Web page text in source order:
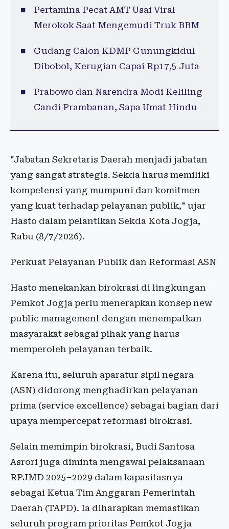
Pertamina Pecat AMT Usai Viral
Merokok Saat Mengemudi Truk BBM
Gudang Calon KDMP Gunungkidul
Dibobol, Kerugian Capai Rp17,5 Juta
Prabowo dan Narendra Modi Keliling
Candi Prambanan, Sapa Umat Hindu
"Jabatan Sekretaris Daerah menjadi jabatan
yang sangat strategis. Sekda harus memiliki
kompetensi yang mumpuni dan komitmen
yang kuat terhadap pelayanan publik," ujar
Hasto dalam pelantikan Sekda Kota Jogja,
Rabu (8/7/2026).
Perkuat Pelayanan Publik dan Reformasi ASN
Hasto menekankan birokrasi di lingkungan
Pemkot Jogja perlu menerapkan konsep new
public management dengan menempatkan
masyarakat sebagai pihak yang harus
memperoleh pelayanan terbaik.
Karena itu, seluruh aparatur sipil negara
(ASN) didorong menghadirkan pelayanan
prima (service excellence) sebagai bagian dari
upaya mempercepat reformasi birokrasi.
Selain memimpin birokrasi, Budi Santosa
Asrori juga diminta mengawal pelaksanaan
RPJMD 2025–2029 dalam kapasitasnya
sebagai Ketua Tim Anggaran Pemerintah
Daerah (TAPD). Ia diharapkan memastikan
seluruh program prioritas Pemkot Jogja